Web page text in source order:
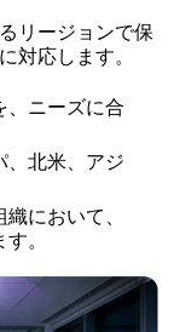
リージョンで保
対応します。
、ニーズに合
、北米、アジ
において、
。